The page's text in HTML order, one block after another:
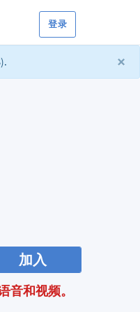
登录
×
加入
音和视频。